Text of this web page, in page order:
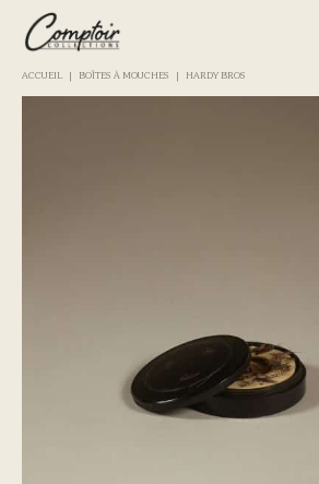
LE MAGAZINE
LOGIN / REGISTER
ACCUEIL BOÎTES À MOUCHES HARDY BROS